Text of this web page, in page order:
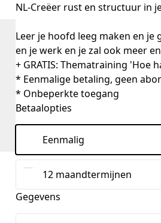
NL-Creëer rust en structuur in
Leer je hoofd leeg maken en
en je werk en je zal ook meer
+ GRATIS: Thematraining 'Hoe
* Eenmalige betaling, geen
* Onbeperkte toegang
Betaalopties
Eenmalig
12 maandtermijnen
Gegevens